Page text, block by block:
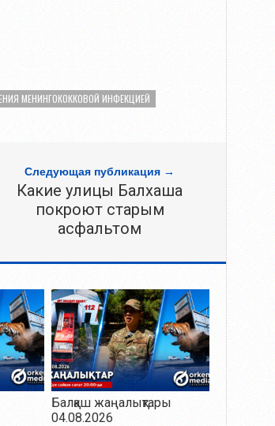
МЕНИНГОКОККОВОЙ ИНФЕКЦИЕЙ
Следующая публикация →
Какие улицы Балхаша
покроют старым
асфальтом
Балқаш жаңалықтары
04.08.2026